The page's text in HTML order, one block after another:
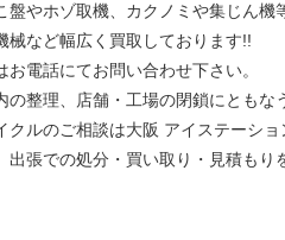
盤やホゾ取機、カクノミや集じん機
械など幅広く買取しております!!
お電話にてお問い合わせ下さい。
の整理、店舗・工場の閉鎖にともな
クルのご相談は大阪 アイステーショ
出張での処分・買い取り・見積もり